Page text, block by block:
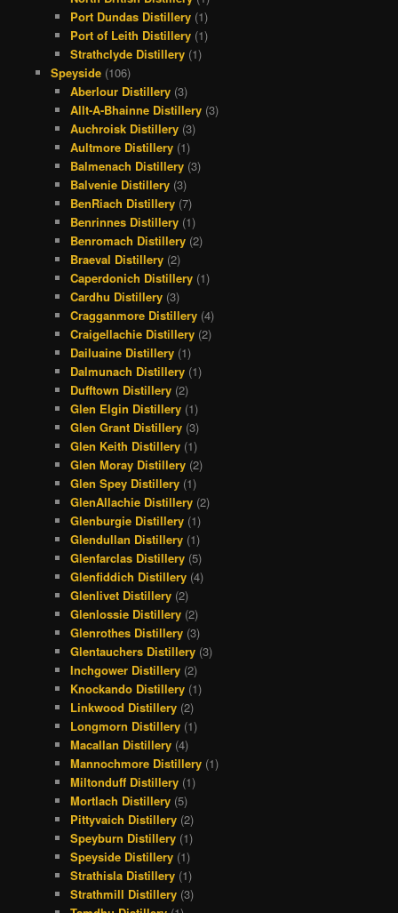
Port Dundas Distillery (1)
Port of Leith Distillery (1)
Strathclyde Distillery (1)
Speyside(106)
Aberlour Distillery (3)
Allt-A-Bhainne Distillery (3)
Auchroisk Distillery (3)
Aultmore Distillery (1)
Balmenach Distillery (3)
Balvenie Distillery (3)
BenRiach Distillery (7)
Benrinnes Distillery (1)
Benromach Distillery (2)
Braeval Distillery (2)
Caperdonich Distillery (1)
Cardhu Distillery (3)
Cragganmore Distillery (4)
Craigellachie Distillery (2)
Dailuaine Distillery (1)
Dalmunach Distillery (1)
Dufftown Distillery (2)
Glen Elgin Distillery (1)
Glen Grant Distillery (3)
Glen Keith Distillery (1)
Glen Moray Distillery (2)
Glen Spey Distillery (1)
GlenAllachie Distillery (2)
Glenburgie Distillery (1)
Glendullan Distillery (1)
Glenfarclas Distillery (5)
Glenfiddich Distillery (4)
Glenlivet Distillery (2)
Glenlossie Distillery (2)
Glenrothes Distillery (3)
Glentauchers Distillery (3)
Inchgower Distillery (2)
Knockando Distillery (1)
Linkwood Distillery (2)
Longmorn Distillery (1)
Macallan Distillery (4)
Mannochmore Distillery (1)
Miltonduff Distillery (1)
Mortlach Distillery (5)
Pittyvaich Distillery (2)
Speyburn Distillery (1)
Speyside Distillery (1)
Strathisla Distillery (1)
Strathmill Distillery (3)